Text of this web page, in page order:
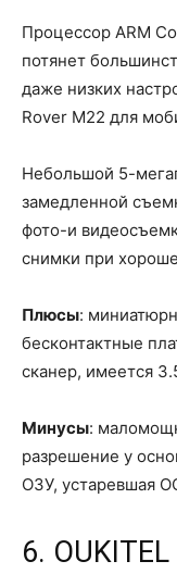
Процессор ARM
потянет
даже низких
Rover M22 для
Небольшой 5-
замедленной
фото-и
снимки при
Плюсы:
бесконтактные
сканер, имеется
Минусы:
разрешение у
ОЗУ, устаревшая
6.